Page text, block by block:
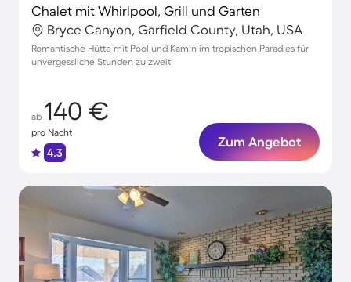
Chalet mit Whirlpool, Grill und Garten
Bryce Canyon, Garfield County, Utah, USA
Romantische Hütte mit Pool und Kamin im tropischen Paradies für
unvergessliche Stunden zu zweit
ab 140 €
pro Nacht
4.3
Zum Angebot